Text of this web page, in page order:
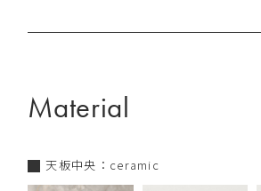
Material
天板中央：ceramic